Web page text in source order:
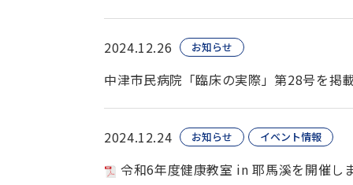
2024.12.26 お知らせ
中津市民病院「臨床の実際」第28号を掲載
2024.12.24 お知らせ イベント情報
令和6年度健康教室 in 耶馬溪を開催し